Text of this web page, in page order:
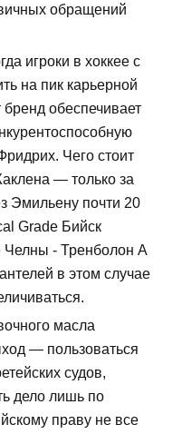
обращений
игроки в хоккее с
на пик карьерной
обеспечивает
Чего стоит
— только за
Эмильену почти 20
Grade Бийск
- Тренболон A
в этом случае
масла
— пользоваться
судов,
дело лишь по
праву не все